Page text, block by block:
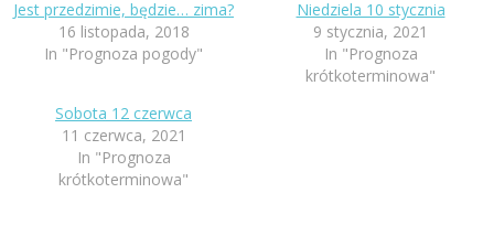
Jest przedzimie, będzie… zima?
16 listopada, 2018
In "Prognoza pogody"
Niedziela 10 stycznia
9 stycznia, 2021
In "Prognoza
krótkoterminowa"
Sobota 12 czerwca
11 czerwca, 2021
In "Prognoza
krótkoterminowa"